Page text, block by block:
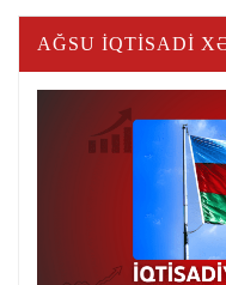
AĞSU İQTISADI